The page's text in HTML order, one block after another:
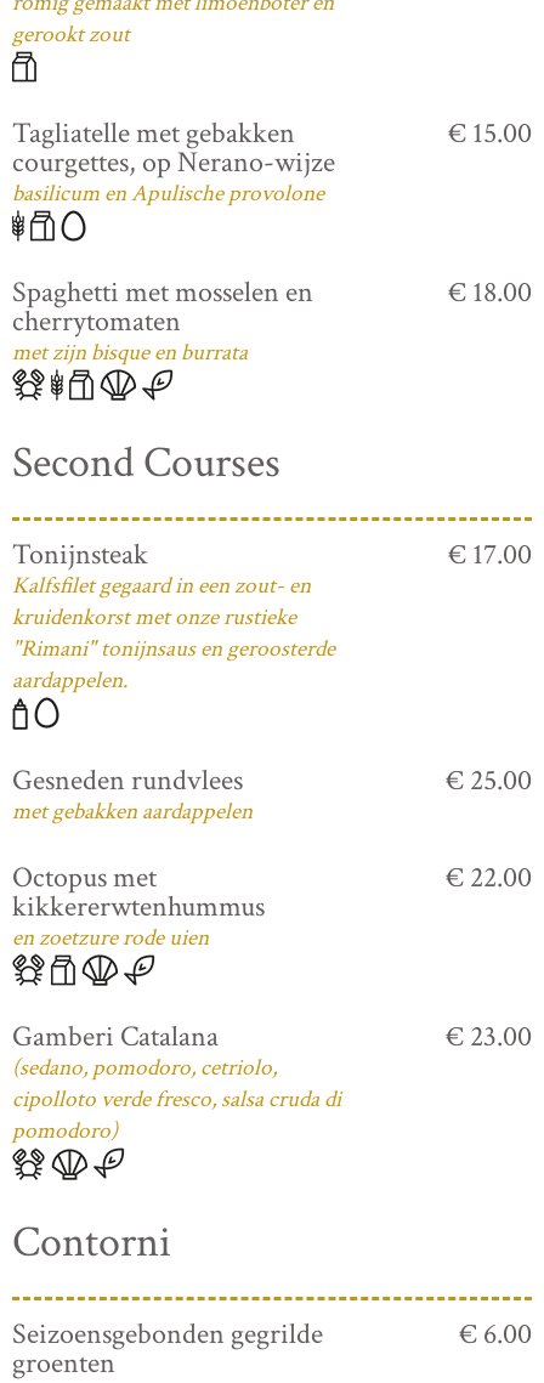
gerookt zout
Tagliatelle met gebakken
courgettes, op Nerano-wijze
basilicum en Apulische provolone
€ 15.00
Spaghetti met mosselen en
cherrytomaten
met zijn bisque en burrata
€ 18.00
Second Courses
Tonijnsteak
Kalfsfilet gegaard in een zout- en
kruidenkorst met onze rustieke
"Rimani" tonijnsaus en geroosterde
aardappelen.
€ 17.00
Gesneden rundvlees
met gebakken aardappelen
€ 25.00
Octopus met
kikkererwtenhummus
en zoetzure rode uien
€ 22.00
Gamberi Catalana
(sedano, pomodoro, cetriolo,
cipolloto verde fresco, salsa cruda di
pomodoro)
€ 23.00
Contorni
Seizoensgebonden gegrilde
groenten
€ 6.00